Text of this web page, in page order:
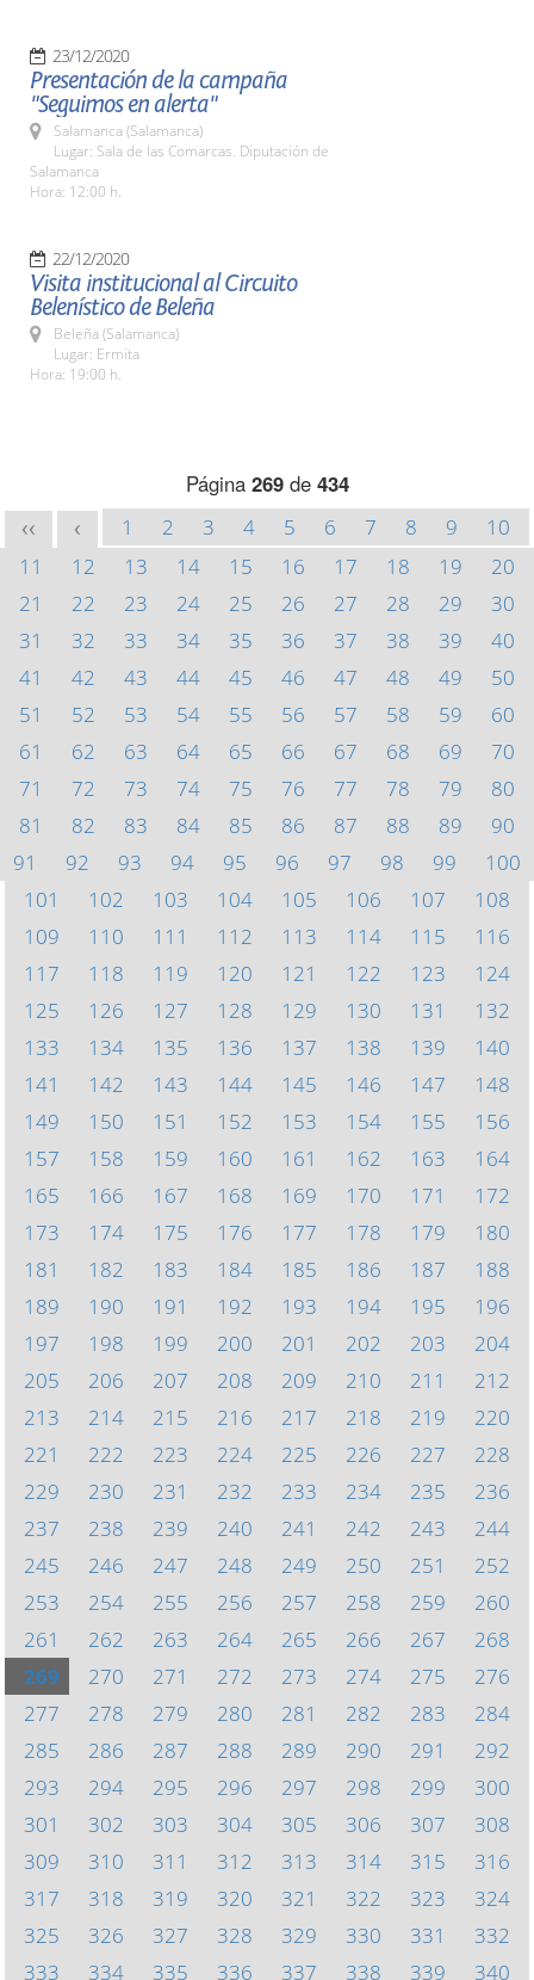
23/12/2020
Presentación de la campaña
"Seguimos en alerta"
Salamanca (Salamanca)
Lugar: Sala de las Comarcas. Diputación de
Salamanca
Hora: 12:00 h.
22/12/2020
Visita institucional al Circuito
Belenístico de Beleña
Beleña (Salamanca)
Lugar: Ermita
Hora: 19:00 h.
Página 269de 434
<< < 1 2 3 4 5 6 7 8 9
10
11
12 13 14 15 16 17 18 19
20
21
22 23 24 25 26 27 28 29
30
31
32 33 34 35 36 37 38 39
40
41
42 43 44 45 46 47 48 49
50
51
52 53 54 55 56 57 58 59
60
61
62 63 64 65 66 67 68 69
70
71
72 73 74 75 76 77 78 79
80
81
82 83 84 85 86 87 88 89
90
91
92 93 94 95 96 97 98 99
100
101
102 103 104 105 106 107
108
109
110 111 112 113 114 115
116
117
118 119 120 121 122 123
124
125
126 127 128 129 130 131
132
133
134 135 136 137 138 139
140
141
142 143 144 145 146 147
148
149
150 151 152 153 154 155
156
157
158 159 160 161 162 163
164
165
166 167 168 169 170 171
172
173
174 175 176 177 178 179
180
181
182 183 184 185 186 187
188
189
190 191 192 193 194 195
196
197
198 199 200 201 202 203
204
205
206 207 208 209 210 211
212
213
214 215 216 217 218 219
220
221
222 223 224 225 226 227
228
229
230 231 232 233 234 235
236
237
238 239 240 241 242 243
244
245
246 247 248 249 250 251
252
253
254 255 256 257 258 259
260
261
262 263 264 265 266 267
268
269
270 271 272 273 274 275
276
277
278 279 280 281 282 283
284
285
286 287 288 289 290 291
292
293
294 295 296 297 298 299
300
301
302 303 304 305 306 307
308
309
310 311 312 313 314 315
316
317
318 319 320 321 322 323
324
325
326 327 328 329 330 331
332
333
334 335 336 337 338 339 340